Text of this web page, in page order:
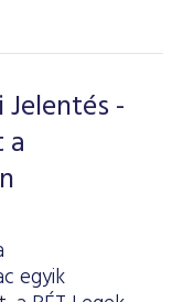
Jelentés -
a
egyik